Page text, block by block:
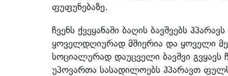
ფუფუნებაზე.
ჩვენს ქვეყანაში ბაღის ბავშვებს
ყოველდღიურად მშიერია და ყოველი
სოციალურად დაუცველი ბავშვი გვყავს
უპოვართა სასადილოებს ჰპარავთ